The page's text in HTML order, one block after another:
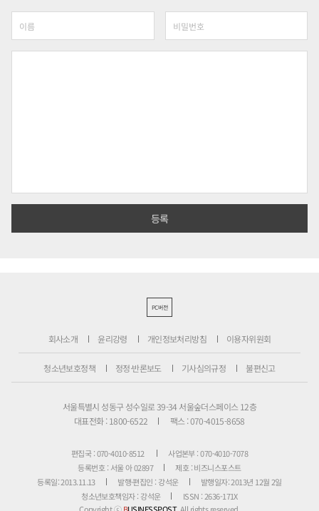
PC버전
회사소개 윤리강령 개인정보처리방침 이용자위원회
청소년보호정책 정정·반론보도 기사심의규정 불편신고
서울특별시 성동구 성수일로 39-34 서울숲더스페이스 12층
대표전화 : 1800-6522
팩스 : 070-4015-8658
편집국 : 070-4010-8512
사업본부 : 070-4010-7078
등록번호 : 서울 아 02897
제호 : 비즈니스포스트
등록일: 2013.11.13
발행·편집인 : 강석운
발행일자: 2013년 12월 2일
청소년보호책임자 : 강석운
ISSN : 2636-171X